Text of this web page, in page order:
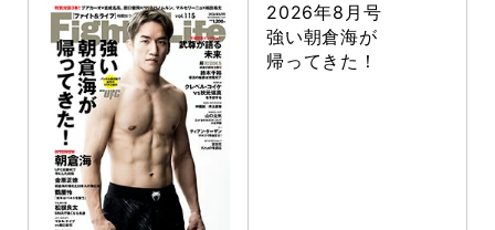
2026年8月号
強い朝倉海が
帰ってきた！